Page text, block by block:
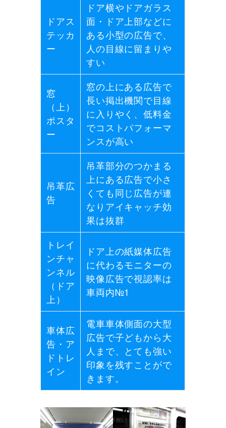
ドアス
テッカ
ー
ドア横やドアガラス
面・ドア上部などに
ある小型の広告で、
人の目線に留まりや
すい
窓
（上）
ポスタ
ー
窓の上にある広告で
長い掲出機関で目線
に入りやく、低料金
でコストパフォーマ
ンスが高い
吊革広
告
吊革部分のつかまる
上にある広告で小さ
くても同じ広告が連
なりアイキャッチ効
果は抜群
トレイ
ンチャ
ンネル
（ドア
上）
ドア上の紙媒体広告
に代わるモニターの
映像広告で視認率は
車両内№1
車体広
告・ア
ドトレ
イン
電車車体側面の大型
広告で子どもから大
人まで、とても強い
印象を残すことがで
きます。